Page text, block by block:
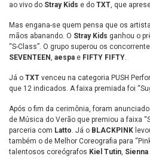
ao vivo do Stray Kids e do TXT, que
Mas engana-se quem pensa que os
mãos abanando. O Stray Kids ganhou o
“S-Class”. O grupo superou os
SEVENTEEN, aespa e FIFTY FIFTY.
Já o TXT venceu na categoria PUSH
que 12 indicados. A faixa premiada foi
Após o fim da cerimônia, foram
de Música do Verão que premiou a faixa
parceria com Latto. Já o BLACKPINK
também o de Melhor Coreografia para
talentosos coreógrafos Kiel Tutin, Sienna